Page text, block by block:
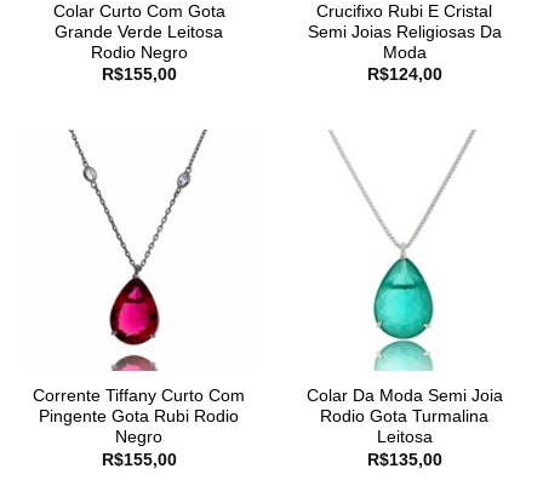
Colar Curto Com Gota
Grande Verde Leitosa
Rodio Negro
R$155,00
Crucifixo Rubi E Cristal
Semi Joias Religiosas Da
Moda
R$124,00
Corrente Tiffany Curto Com
Pingente Gota Rubi Rodio
Negro
R$155,00
Colar Da Moda Semi Joia
Rodio Gota Turmalina
Leitosa
R$135,00